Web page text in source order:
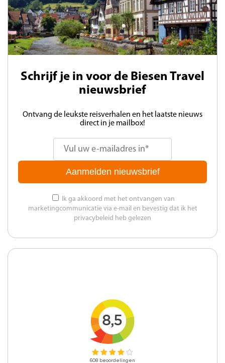
Schrijf je in voor de Biesen Travel
nieuwsbrief
Ontvang de leukste reisverhalen en het laatste nieuws
direct in je mailbox!
Aanmelden nieuwsbrief
Ik ga akkoord met het ontvangen van
marketingcommunicatie via e-mail en bevestig dat ik het
privacybeleid heb gelezen